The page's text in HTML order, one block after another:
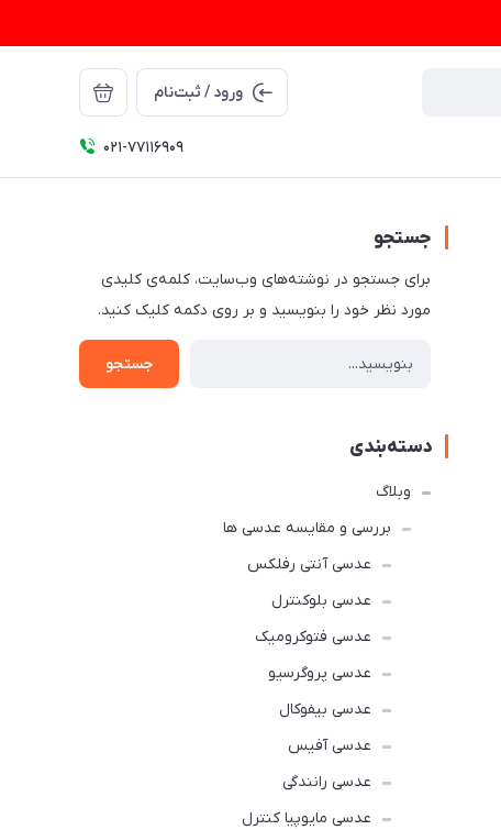
ورود / ثبت‌نام
021-77116909
جستجو
برای جستجو در نوشته‌های وب‌سایت، کلمه‌ی کلیدی
مورد نظر خود را بنویسید و بر روی دکمه کلیک کنید.
جستجو
دسته‌بندی
وبلاگ
بررسی و مقایسه عدسی ها
عدسی آنتی رفلکس
عدسی بلوکنترل
عدسی فتوکرومیک
عدسی پروگرسیو
عدسی بیفوکال
عدسی آفیس
عدسی رانندگی
عدسی مایوپیا کنترل